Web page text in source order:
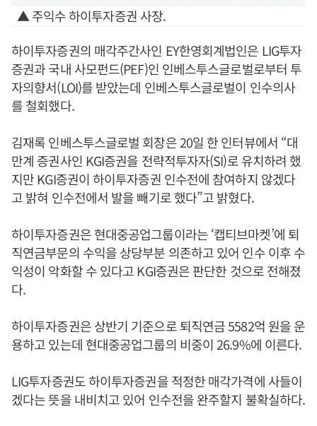
▲ 주익수 하이투자증권 사장.
하이투자증권의 매각주간사인 EY한영회계법인은 LIG투자
증권과 국내 사모펀드(PEF)인 인베스투스글로벌로부터 투
자의향서(LOI)를 받았는데 인베스투스글로벌이 인수의사
를 철회했다.
김재록 인베스투스글로벌 회장은 20일 한 인터뷰에서 “대
만계 증권사인 KGI증권을 전략적투자자(SI)로 유치하려 했
지만 KGI증권이 하이투자증권 인수전에 참여하지 않겠다
고 밝혀 인수전에서 발을 빼기로 했다”고 밝혔다.
하이투자증권은 현대중공업그룹이라는 ‘캡티브마켓’에 퇴
직연금부문의 수익을 상당부분 의존하고 있어 인수 이후 수
익성이 악화할 수 있다고 KGI증권은 판단한 것으로 전해졌
다.
하이투자증권은 상반기 기준으로 퇴직연금 5582억 원을 운
용하고 있는데 현대중공업그룹의 비중이 26.9%에 이른다.
LIG투자증권도 하이투자증권을 적정한 매각가격에 사들이
겠다는 뜻을 내비치고 있어 인수전을 완주할지 불확실하다.